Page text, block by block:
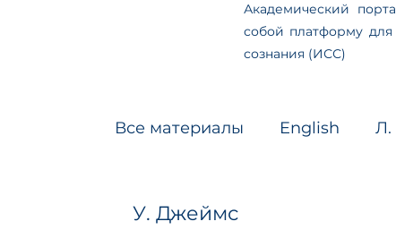
Академический
собой платформу
сознания (ИСС)
Все материалы English Л.
У. Джеймс